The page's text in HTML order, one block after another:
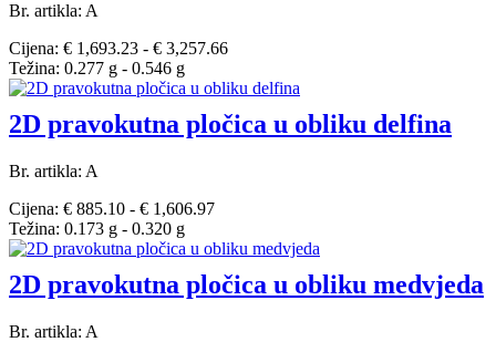
Br. artikla: A
Cijena: € 1,693.23 - € 3,257.66
Težina: 0.277 g - 0.546 g
2D pravokutna pločica u obliku delfina
Br. artikla: A
Cijena: € 885.10 - € 1,606.97
Težina: 0.173 g - 0.320 g
2D pravokutna pločica u obliku medvjeda
Br. artikla: A